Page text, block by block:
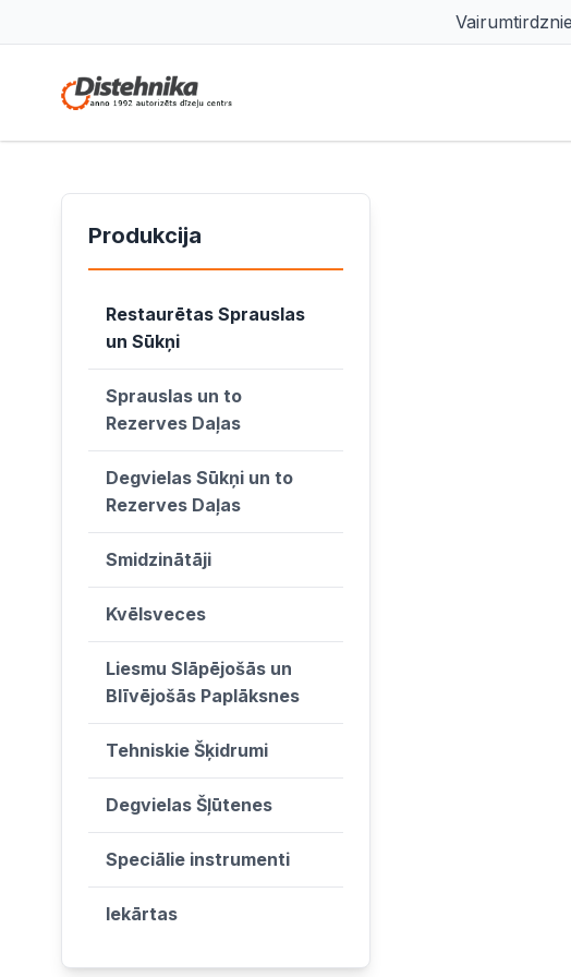
Produkcija
Restaurētas Sprauslas
un Sūkņi
Sprauslas un to
Rezerves Daļas
Degvielas Sūkņi un to
Rezerves Daļas
Smidzinātāji
Kvēlsveces
Liesmu Slāpējošās un
Blīvējošās Paplāksnes
Tehniskie Šķidrumi
Degvielas Šļūtenes
Speciālie instrumenti
Iekārtas